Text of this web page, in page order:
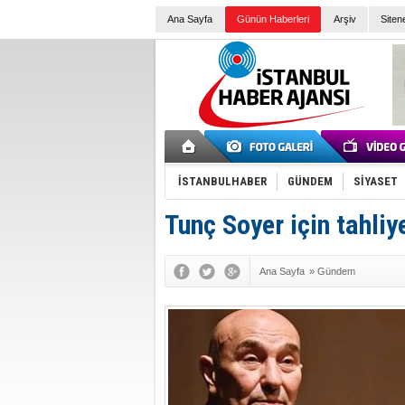
Ana Sayfa Günün Haberleri Arşiv
İSTANBULHABER GÜNDEM SİYASET
Tunç Soyer için
Ana Sayfa » Gündem